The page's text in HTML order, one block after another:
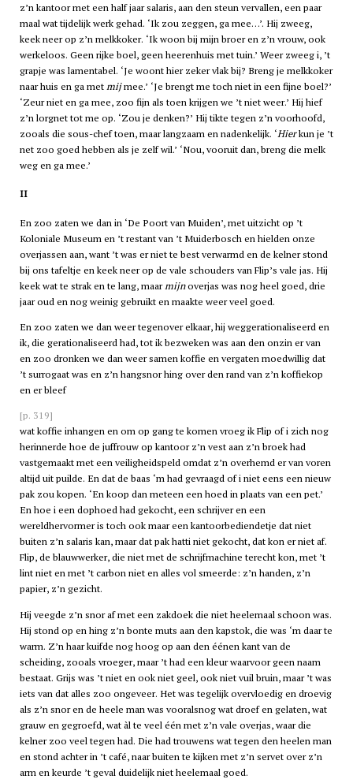
z’n kantoor met een half jaar salaris, aan den steun vervallen, een paar
maal wat tijdelijk werk gehad. ‘Ik zou zeggen, ga mee…’. Hij zweeg,
keek neer op z’n melkkoker. ‘Ik woon bij mijn broer en z’n vrouw, ook
werkeloos. Geen rijke boel, geen heerenhuis met tuin.’ Weer zweeg i, ’t
grapje was lamentabel. ‘Je woont hier zeker vlak bij? Breng je melkkoker
naar huis en ga metmijmee.’ ‘Je brengt me toch niet in een fijne boel?’
‘Zeur niet en ga mee, zoo fijn als toen krijgen we ’t niet weer.’ Hij hief
z’n lorgnet tot me op. ‘Zou je denken?’ Hij tikte tegen z’n voorhoofd,
zooals die sous-chef toen, maar langzaam en nadenkelijk. ‘Hierkun je ’t
net zoo goed hebben als je zelf wil.’ ‘Nou, vooruit dan, breng die melk
weg en ga mee.’
II
En zoo zaten we dan in ‘De Poort van Muiden’, met uitzicht op ’t
Koloniale Museum en ’t restant van ’t Muiderbosch en hielden onze
overjassen aan, want ’t was er niet te best verwarmd en de kelner stond
bij ons tafeltje en keek neer op de vale schouders van Flip’s vale jas. Hij
keek wat te strak en te lang, maarmijnoverjas was nog heel goed, drie
jaar oud en nog weinig gebruikt en maakte weer veel goed.
En zoo zaten we dan weer tegenover elkaar, hij weggerationaliseerd en
ik, die gerationaliseerd had, tot ik bezweken was aan den onzin er van
en zoo dronken we dan weer samen koffie en vergaten moedwillig dat
’t surrogaat was en z’n hangsnor hing over den rand van z’n koffiekop
en er bleef
[p. 319]
wat koffie inhangen en om op gang te komen vroeg ik Flip of i zich nog
herinnerde hoe de juffrouw op kantoor z’n vest aan z’n broek had
vastgemaakt met een veiligheidspeld omdat z’n overhemd er van voren
altijd uit puilde. En dat de baas ‘m had gevraagd of i niet eens een nieuw
pak zou kopen. ‘En koop dan meteen een hoed in plaats van een pet.’
En hoe i een dophoed had gekocht, een schrijver en een
wereldhervormer is toch ook maar een kantoorbediendetje dat niet
buiten z’n salaris kan, maar dat pak hatti niet gekocht, dat kon er niet af.
Flip, de blauwwerker, die niet met de schrijfmachine terecht kon, met ’t
lint niet en met ’t carbon niet en alles vol smeerde: z’n handen, z’n
papier, z’n gezicht.
Hij veegde z’n snor af met een zakdoek die niet heelemaal schoon was.
Hij stond op en hing z’n bonte muts aan den kapstok, die was ‘m daar te
warm. Z’n haar kuifde nog hoog op aan den éénen kant van de
scheiding, zooals vroeger, maar ’t had een kleur waarvoor geen naam
bestaat. Grijs was ’t niet en ook niet geel, ook niet vuil bruin, maar ’t was
iets van dat alles zoo ongeveer. Het was tegelijk overvloedig en droevig
als z’n snor en de heele man was vooralsnog wat droef en gelaten, wat
grauw en gegroefd, wat àl te veel één met z’n vale overjas, waar die
kelner zoo veel tegen had. Die had trouwens wat tegen den heelen man
en stond achter in ’t café, naar buiten te kijken met z’n servet over z’n
arm en keurde ’t geval duidelijk niet heelemaal goed.